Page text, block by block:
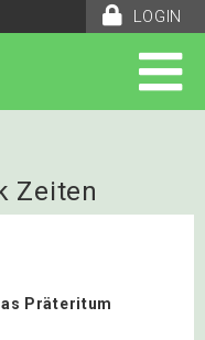
LOGIN
Zeiten
Präteritum